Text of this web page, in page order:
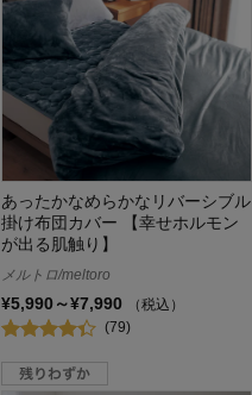
あったかなめらかなリバーシブル
掛け布団カバー 【幸せホルモン
が出る肌触り】
メルトロ/meltoro
¥5,990～¥7,990
（税込）
(79)